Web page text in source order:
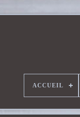
ACCUEIL